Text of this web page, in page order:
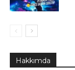
Hakkımda